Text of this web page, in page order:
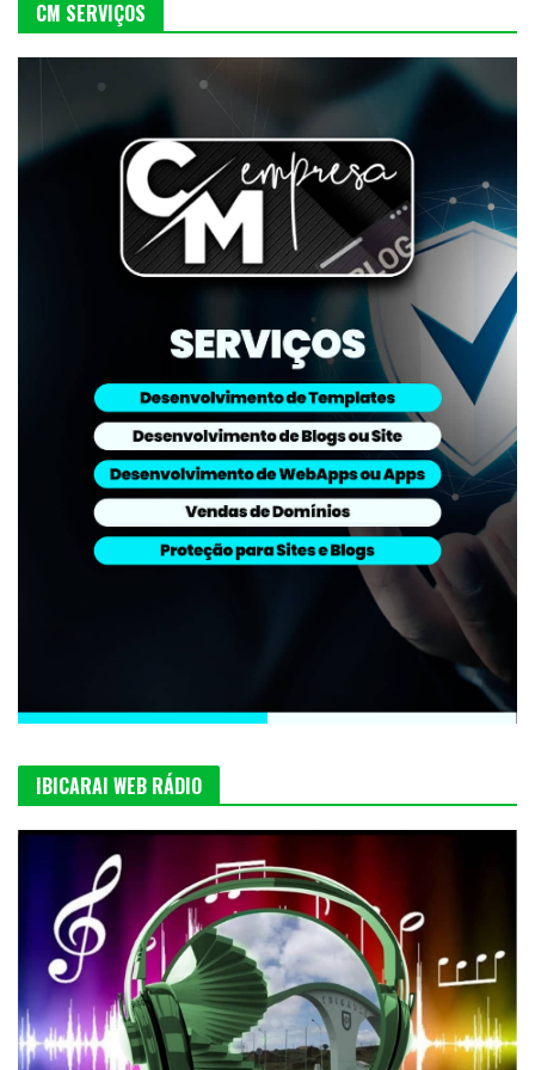
CM SERVIÇOS
IBICARAI WEB RÁDIO